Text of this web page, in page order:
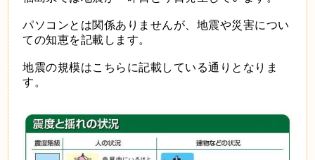
パソコンとは関係ありませんが、地震や災害につい
ての知恵を記載します。
地震の規模はこちらに記載している通りとなりま
す。